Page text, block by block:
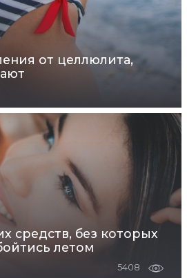
от целлюлита,
средств, без которых
летом
5408